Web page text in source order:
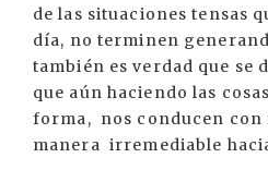
de las situaciones tensas
día, no terminen
también es verdad que se
que aún haciendo las
forma, nos conducen con
manera irremediable